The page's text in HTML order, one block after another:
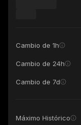
Cambio de 1h
Cambio de 24h
Cambio de 7d
Máximo Histórico